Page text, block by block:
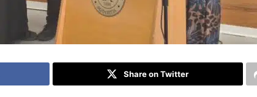
Share on Twitter